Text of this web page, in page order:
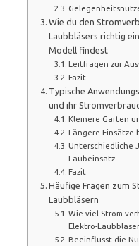
Wie du den
Laubbläsers richtig
Modell findest
Leitfragen zur
Fazit
Typische
und ihr
Kleinere Gärten
Längere Einsätze
Unterschiedliche
Laubeinsatz
Fazit
Häufige Fragen zum
Laubbläsern
Wie viel Strom
Elektro-
Beeinflusst die